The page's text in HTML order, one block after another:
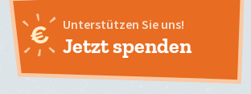
Unterstützen Sie uns!
Jetzt spenden